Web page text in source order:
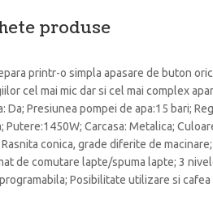
produse
printr-o simpla apasare de buton
cel mai mic dar si cel mai complex
Presiunea pompei de apa:15 bari;
Carcasa: Metalica;
conica, grade diferite de
de comutare lapte/spuma lapte; 3
Posibilitate utilizare si